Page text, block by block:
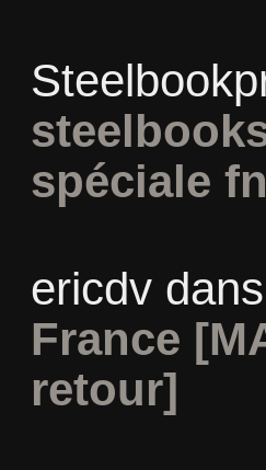
spéciale
ericdvdans
France
retour]